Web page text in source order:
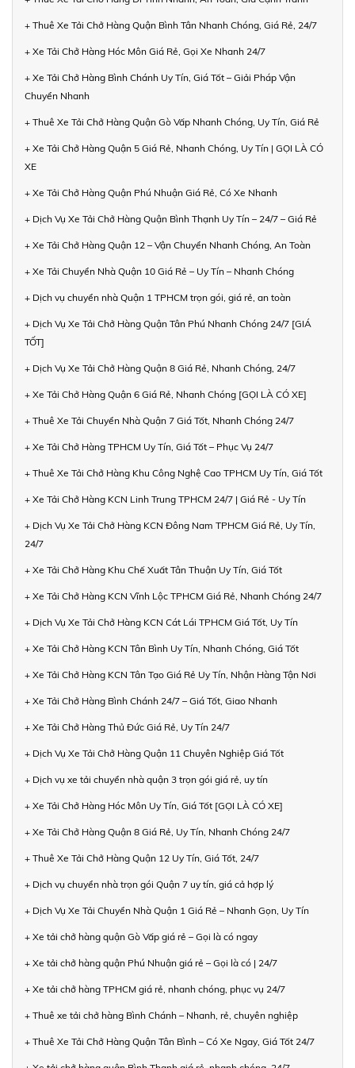
+ Thuê Xe Tải Chở Hàng Quận Bình Tân Nhanh Chóng, Giá Rẻ, 24/7
+ Xe Tải Chở Hàng Hóc Môn Giá Rẻ, Gọi Xe Nhanh 24/7
+ Xe Tải Chở Hàng Bình Chánh Uy Tín, Giá Tốt – Giải Pháp Vận
Chuyển Nhanh
+ Thuê Xe Tải Chở Hàng Quận Gò Vấp Nhanh Chóng, Uy Tín, Giá Rẻ
+ Xe Tải Chở Hàng Quận 5 Giá Rẻ, Nhanh Chóng, Uy Tín | GỌI LÀ CÓ
XE
+ Xe Tải Chở Hàng Quận Phú Nhuận Giá Rẻ, Có Xe Nhanh
+ Dịch Vụ Xe Tải Chở Hàng Quận Bình Thạnh Uy Tín – 24/7 – Giá Rẻ
+ Xe Tải Chở Hàng Quận 12 – Vận Chuyển Nhanh Chóng, An Toàn
+ Xe Tải Chuyển Nhà Quận 10 Giá Rẻ – Uy Tín – Nhanh Chóng
+ Dịch vụ chuyển nhà Quận 1 TPHCM trọn gói, giá rẻ, an toàn
+ Dịch Vụ Xe Tải Chở Hàng Quận Tân Phú Nhanh Chóng 24/7 [GIÁ
TỐT]
+ Dịch Vụ Xe Tải Chở Hàng Quận 8 Giá Rẻ, Nhanh Chóng, 24/7
+ Xe Tải Chở Hàng Quận 6 Giá Rẻ, Nhanh Chóng [GỌI LÀ CÓ XE]
+ Thuê Xe Tải Chuyển Nhà Quận 7 Giá Tốt, Nhanh Chóng 24/7
+ Xe Tải Chở Hàng TPHCM Uy Tín, Giá Tốt – Phục Vụ 24/7
+ Thuê Xe Tải Chở Hàng Khu Công Nghệ Cao TPHCM Uy Tín, Giá Tốt
+ Xe Tải Chở Hàng KCN Linh Trung TPHCM 24/7 | Giá Rẻ - Uy Tín
+ Dịch Vụ Xe Tải Chở Hàng KCN Đông Nam TPHCM Giá Rẻ, Uy Tín,
24/7
+ Xe Tải Chở Hàng Khu Chế Xuất Tân Thuận Uy Tín, Giá Tốt
+ Xe Tải Chở Hàng KCN Vĩnh Lộc TPHCM Giá Rẻ, Nhanh Chóng 24/7
+ Dịch Vụ Xe Tải Chở Hàng KCN Cát Lái TPHCM Giá Tốt, Uy Tín
+ Xe Tải Chở Hàng KCN Tân Bình Uy Tín, Nhanh Chóng, Giá Tốt
+ Xe Tải Chở Hàng KCN Tân Tạo Giá Rẻ Uy Tín, Nhận Hàng Tận Nơi
+ Xe Tải Chở Hàng Bình Chánh 24/7 – Giá Tốt, Giao Nhanh
+ Xe Tải Chở Hàng Thủ Đức Giá Rẻ, Uy Tín 24/7
+ Dịch Vụ Xe Tải Chở Hàng Quận 11 Chuyên Nghiệp Giá Tốt
+ Dịch vụ xe tải chuyển nhà quận 3 trọn gói giá rẻ, uy tín
+ Xe Tải Chở Hàng Hóc Môn Uy Tín, Giá Tốt [GỌI LÀ CÓ XE]
+ Xe Tải Chở Hàng Quận 8 Giá Rẻ, Uy Tín, Nhanh Chóng 24/7
+ Thuê Xe Tải Chở Hàng Quận 12 Uy Tín, Giá Tốt, 24/7
+ Dịch vụ chuyển nhà trọn gói Quận 7 uy tín, giá cả hợp lý
+ Dịch Vụ Xe Tải Chuyển Nhà Quận 1 Giá Rẻ – Nhanh Gọn, Uy Tín
+ Xe tải chở hàng quận Gò Vấp giá rẻ – Gọi là có ngay
+ Xe tải chở hàng quận Phú Nhuận giá rẻ – Gọi là có | 24/7
+ Xe tải chở hàng TPHCM giá rẻ, nhanh chóng, phục vụ 24/7
+ Thuê xe tải chở hàng Bình Chánh – Nhanh, rẻ, chuyên nghiệp
+ Thuê Xe Tải Chở Hàng Quận Tân Bình – Có Xe Ngay, Giá Tốt 24/7